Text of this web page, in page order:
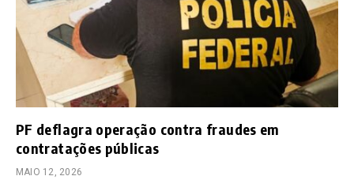
PF deflagra operação contra fraudes em
contratações públicas
MAIO 12, 2026